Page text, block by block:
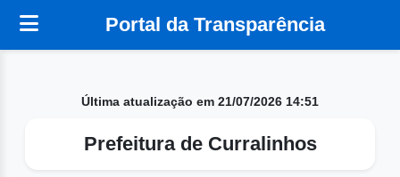
Portal da Transparência
Última atualização em 21/07/2026 14:51
Prefeitura de Curralinhos